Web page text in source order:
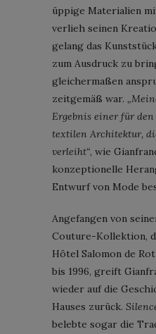
üppige Materialien
verlieh seinen
gelang das
zum Ausdruck zu
gleichermaßen
zeitgemäß war.
Ergebnis einer für
textilen Architektur,
verleiht“, wie
konzeptionelle
Entwurf von Mode
Angefangen von
Couture-Kollektion,
Hôtel Salomon de
bis 1996, greift
wieder auf die
Hauses zurück.
belebte sogar die